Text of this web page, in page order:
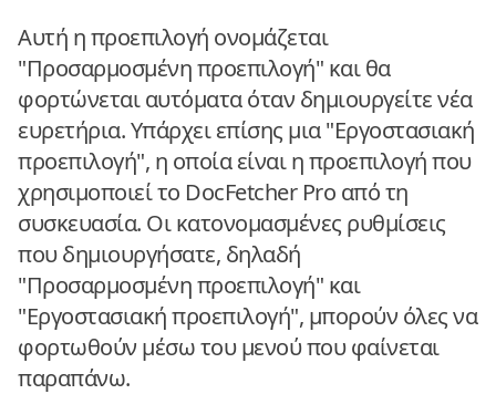
Αυτή η προεπιλογή ονομάζεται
"Προσαρμοσμένη προεπιλογή" και θα
φορτώνεται αυτόματα όταν δημιουργείτε νέα
ευρετήρια. Υπάρχει επίσης μια "Εργοστασιακή
προεπιλογή", η οποία είναι η προεπιλογή που
χρησιμοποιεί το DocFetcher Pro από τη
συσκευασία. Οι κατονομασμένες ρυθμίσεις
που δημιουργήσατε, δηλαδή
"Προσαρμοσμένη προεπιλογή" και
"Εργοστασιακή προεπιλογή", μπορούν όλες να
φορτωθούν μέσω του μενού που φαίνεται
παραπάνω.